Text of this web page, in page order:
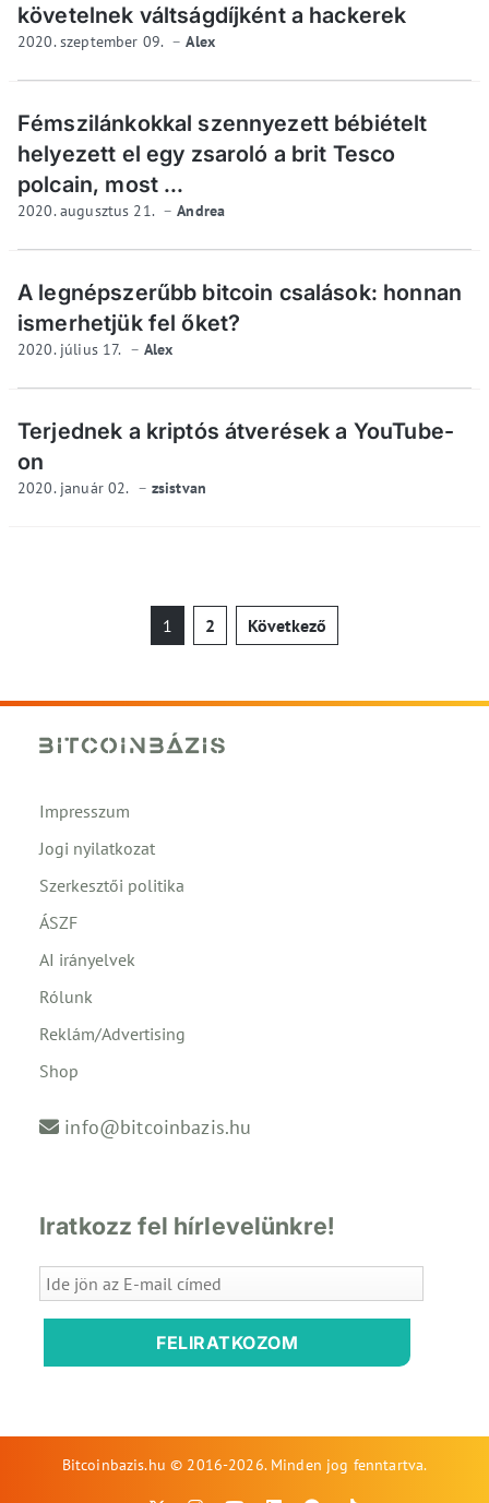
követelnek váltságdíjként a hackerek
2020. szeptember 09. Alex
Fémszilánkokkal szennyezett bébiételt
helyezett el egy zsaroló a brit Tesco
polcain, most ...
2020. augusztus 21. Andrea
A legnépszerűbb bitcoin csalások: honnan
ismerhetjük fel őket?
2020. július 17. Alex
Terjednek a kriptós átverések a YouTube-
on
2020. január 02. zsistvan
Bejegyzések
lapozása
1 2 Következő
Impresszum
Jogi nyilatkozat
Szerkesztői politika
ÁSZF
AI irányelvek
Rólunk
Reklám/Advertising
Shop
info@bitcoinbazis.hu
Iratkozz fel hírlevelünkre!
FELIRATKOZOM
Bitcoinbazis.hu © 2016-2026. Minden jog fenntartva.